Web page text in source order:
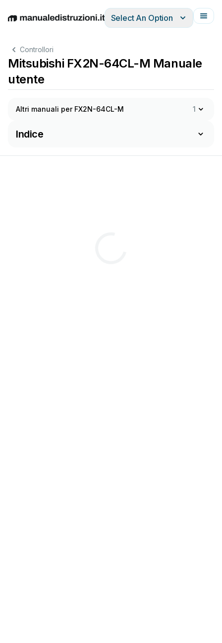
EnglishDeutschEspañolItalianoFrançais
Select An Option
Controllori
Mitsubishi FX2N-64CL-M Manuale
utente
Altri manuali per FX2N-64CL-M 1
Indice